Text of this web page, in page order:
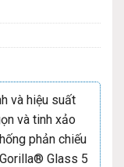
và hiệu suất
và tinh xảo
phản chiếu
Glass 5